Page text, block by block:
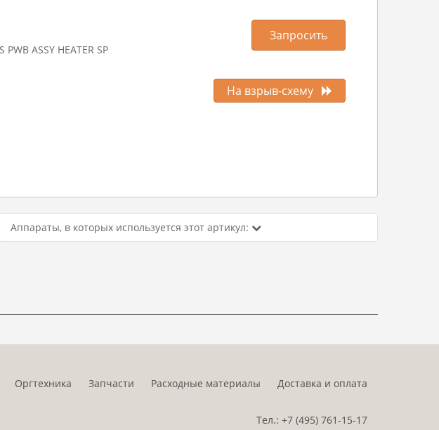
PWB ASSY HEATER SP
Запросить
На взрыв-схему
Аппараты, в которых используется этот артикул:
Оргтехника Запчасти Расходные материалы Доставка и оплата
Тел.: +7 (495) 761-15-17